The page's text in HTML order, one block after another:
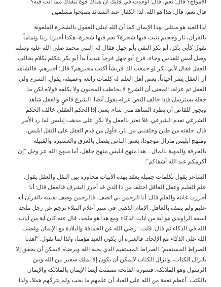
قال:نعم، قال: هذا هو الله. لذا الكفار عند الشدائد يصبحوا مسلمين.
لذا العبد هو مبتلى بهذا الإيمان كما أن الله ابتلى العقول بالشجرة الملعونة
بالقرآن، نار وجحيم تنبت فيها شجرة؟ نعم فيها شجرة، هكذا أخبرنا ربنا وتماماً
نقول كأبي بكر، أبو بكر التقى بأبو جهل فقال له: النبي محمد صلى الله عليه وسلم
وصل أمس للقدس وجاء، فرح أبو جهل فرحاً شديداً بدأ أبو بكر يتكلم بكلام يخالف
العقل فقال لأبي بكر لو جمعت لك قريشاً أكنت مخبرهم؟ قال: أخبرهم، فالشاهد
أن العقل يضر أحياناً، بعض أهل العلم له كلمات رائعة وعميقة، يقول: الشرع ولى
العقل ثم عزله، المعنى أن الشرع لا يخاطب المجنون ولا يكلفه فولاه لكن ما
جعله يسترسل فإذا خالف النص عزله،يقول أيضا: الشرع قاضٍ والعقل شاهد
ويجوز للقاض أن يطرد الشاهد متى شاء. يعني إذا الحكم العقلي خالف الحكم
الشرعي نقدم الشرعي. فلا نغتر بالعقل ولا نكن على مذهب إبليس لما رد الأمر
قال: خلقته من طين وخلقتني من نار، فأول من قدم العقل على النقل ابليس،
ومنهج ابليس مازال موجودا، بعض الناس يفضل بالعرق والعشيرة والقبيلة
بالحرفة والمهنة بالمال…هذا منهج ابليس منهج جاهل، أما منهج الله عز وجل “إن
أكرمكم عند الله أشقاكم”.
الشاعر يقول بكلمات جميلة يعقد بهذه الأبيات محاورة بين النقل والعقل يقول:
علم العليم وعقل العاقل اختلفا من ذا الذي قد أحرز الشرف فالعقل قال: أنا
أحرزت غايته والعلم قال: أنا الرحمن بي اتصف. فالرحمن وصف نفسه بالقرآن أنه
عليم ولم يصف بالعاقل. الإمام الذهبي في سير أعلام النبلاء ترجم عن رجل ملحد
اسمه الراوندي هو آية من آيات الذكاء ومع هذا هو ملحد، قال عنه:كان آية من آيات
الله في الذكاء ثم قال: قلت : رضي الله عن الحماقة والبلادة مع الإيمان وغضب
الله على الذكاء مع الإلحاد. فالعبرة أن يكون العبد مؤمنا، ولذا لما تقول: “اهدنا
الصراط المستقيم” الصراط المستقيم الذي يحبه الله ويرضاه لايمكن أن يحقق إلا
بانزال الكتاب، وانزال الكتاب لايمكن أن يكون إلا بملك سفير بين الله وبين
الرسول وهو الملائكة، فسورة الفاتحة تضمنت أيضا الإيمان بالملائكة والإيمان
بالكتب. أعظم نعمة من الله على العباد أن علمهم ما يحب ولم يتركهم هملا، ولذا